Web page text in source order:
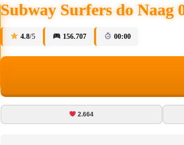
Subway Surfers do Naag
4.8/5 156.707 00:00
2.664